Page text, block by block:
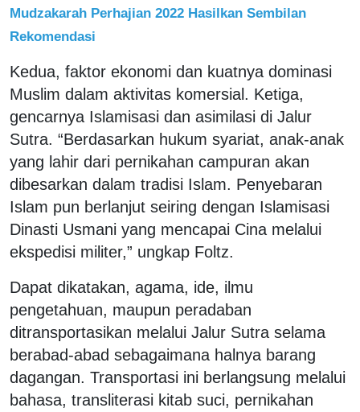
Mudzakarah Perhajian 2022 Hasilkan Sembilan
Rekomendasi
Kedua, faktor ekonomi dan kuatnya dominasi
Muslim dalam aktivitas komersial. Ketiga,
gencarnya Islamisasi dan asimilasi di Jalur
Sutra. “Berdasarkan hukum syariat, anak-anak
yang lahir dari pernikahan campuran akan
dibesarkan dalam tradisi Islam. Penyebaran
Islam pun berlanjut seiring dengan Islamisasi
Dinasti Usmani yang mencapai Cina melalui
ekspedisi militer,” ungkap Foltz.
Dapat dikatakan, agama, ide, ilmu
pengetahuan, maupun peradaban
ditransportasikan melalui Jalur Sutra selama
berabad-abad sebagaimana halnya barang
dagangan. Transportasi ini berlangsung melalui
bahasa, transliterasi kitab suci, pernikahan